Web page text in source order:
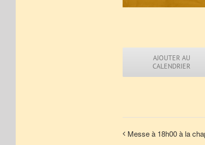
AJOUTER AU
CALENDRIER
Messe à 18h00 à la